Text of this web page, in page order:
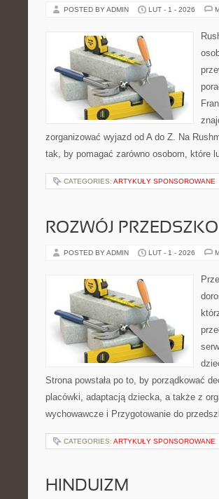
POSTED BY ADMIN LUT - 1 - 2026
zorganizować wyjazd od A do Z. Na
tak, by pomagać zarówno osobom, które
CATEGORIES: ARTYKUŁY SPONSOROWANE
ROZWÓJ
POSTED BY ADMIN LUT - 1 - 2026
Strona powstała po to, by porządkować
placówki, adaptacją dziecka, a także z
wychowawcze i Przygotowanie do
CATEGORIES: ARTYKUŁY SPONSOROWANE
HINDUIZM